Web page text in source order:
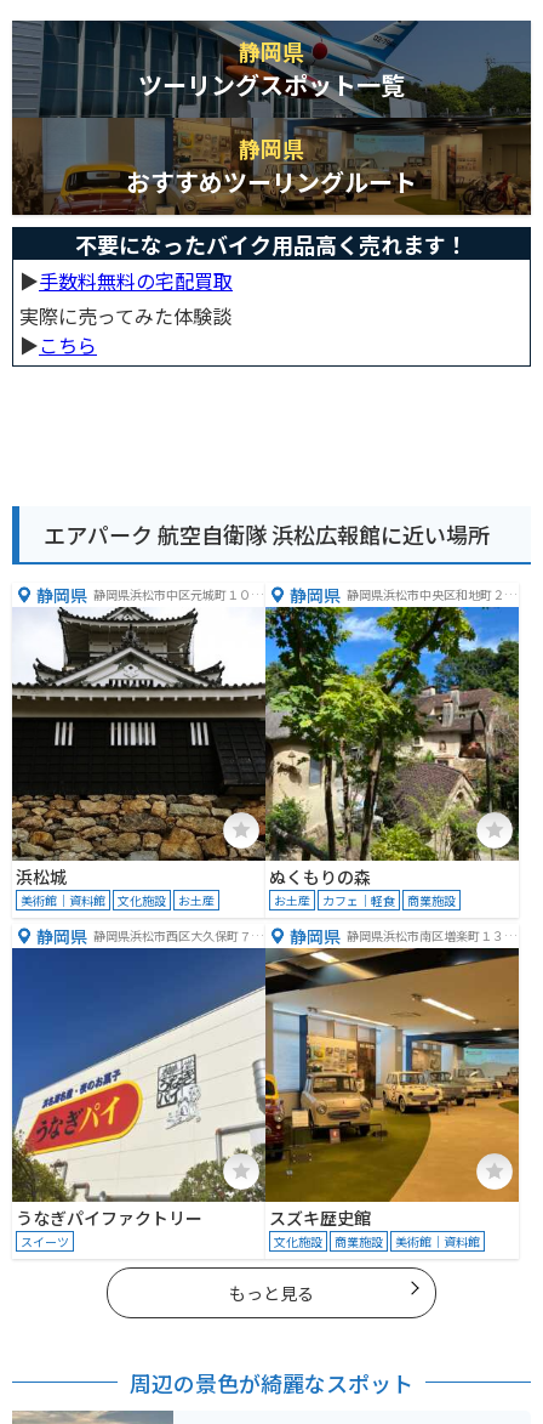
静岡県
ツーリングスポット一覧
静岡県
おすすめツーリングルート
不要になったバイク用品高く売れます！
▶︎手数料無料の宅配買取
実際に売ってみた体験談
▶︎こちら
エアパーク 航空自衛隊 浜松広報館に近い場所
静岡県 静岡県浜松市中区元城町１００
−２
浜松城
美術館｜資料館 文化施設 お土産
静岡県 静岡県浜松市中央区和地町２９
４９
ぬくもりの森
お土産 カフェ｜軽食 商業施設
静岡県 静岡県浜松市西区大久保町７４
８−５１
うなぎパイファクトリー
スイーツ
静岡県 静岡県浜松市南区増楽町１３０
１
スズキ歴史館
文化施設 商業施設 美術館｜資料館
もっと見る
周辺の景色が綺麗なスポット